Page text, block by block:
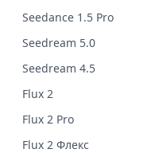
Seedance 1.5 Pro
Seedream 5.0
Seedream 4.5
Flux 2
Flux 2 Pro
Flux 2 Флекс